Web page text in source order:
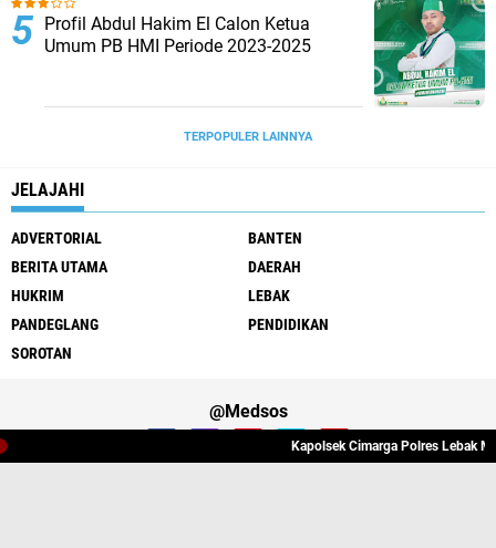
Profil Abdul Hakim El Calon Ketua
Umum PB HMI Periode 2023-2025
TERPOPULER LAINNYA
JELAJAHI
ADVERTORIAL
BANTEN
BERITA UTAMA
DAERAH
HUKRIM
LEBAK
PANDEGLANG
PENDIDIKAN
SOROTAN
@Medsos
Kapolsek Cimarga Polres Lebak